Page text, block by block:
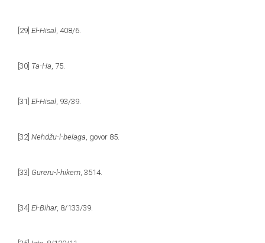
[29] El-Hisal , 408/6.
[30] Ta-Ha , 75.
[31] El-Hisal , 93/39.
[32] Nehdžu-l-belaga , govor 85.
[33] Gureru-l-hikem , 3514.
[34] El-Bihar, 8/133/39.